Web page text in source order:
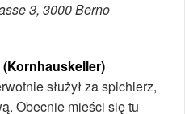
3, 3000 Berno
służył za spichlerz,
Obecnie mieści się tu